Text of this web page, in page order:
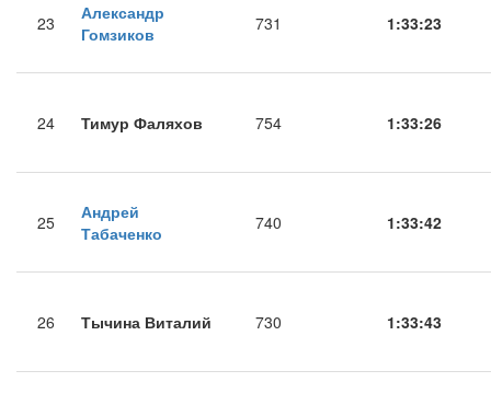
23
Александр
Гомзиков
731 1:33:23
24 Тимур Фаляхов 754 1:33:26
25
Андрей
Табаченко
740 1:33:42
26 Тычина Виталий 730 1:33:43